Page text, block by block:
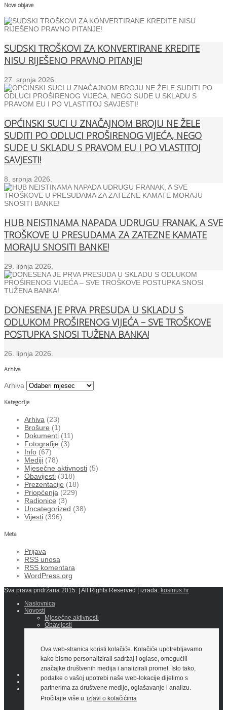
Ova web-stranica koristi kolačiće. Kolačiće upotrebljavamo
kako bismo personalizirali sadržaj i oglase, omogućili
značajke društvenih medija i analizirali promet. Isto tako,
podatke o vašoj upotrebi naše web-lokacije dijelimo s
partnerima za društvene medije, oglašavanje i analizu.
Pročitajte više u izjavi o kolačićima
Nove objave
SUDSKI TROŠKOVI ZA KONVERTIRANE KREDITE
NISU RIJEŠENO PRAVNO PITANJE!
27. srpnja 2026.
OPĆINSKI SUCI U ZNAČAJNOM BROJU NE ŽELE
SUDITI PO ODLUCI PROŠIRENOG VIJEĆA, NEGO
SUDE U SKLADU S PRAVOM EU I PO VLASTITOJ
SAVJESTI!
8. srpnja 2026.
HUB NEISTINAMA NAPADA UDRUGU FRANAK, A SVE
TROŠKOVE U PRESUDAMA ZA ZATEZNE KAMATE
MORAJU SNOSITI BANKE!
29. lipnja 2026.
DONESENA JE PRVA PRESUDA U SKLADU S
ODLUKOM PROŠIRENOG VIJEĆA – SVE TROŠKOVE
POSTUPKA SNOSI TUŽENA BANKA!
26. lipnja 2026.
Arhiva
Arhiva
Kategorije
Arhiva (23)
Brošure (1)
Dokumenti (11)
Fotografije (3)
Info (67)
Mediji (78)
Mjesečne aktivnosti (5)
Obavijesti (318)
Prezentacije (18)
Priopćenja (229)
Radionice (3)
Uncategorized (38)
Vijesti (396)
Meta
Prijava
RSS unosa
RSS komentara
WordPress.org
Sva prava pridržana 2015. | All Rights Reserved | izrada: kosinus.hr
Naslovnica
Novosti
Mjesečne aktivnosti
Obavijesti
Dokumenti
Potpora
Fotografije
Kontakti i lokacije
Edukacija
PREGLED PRAKSE SUDA EU
Prezentacije